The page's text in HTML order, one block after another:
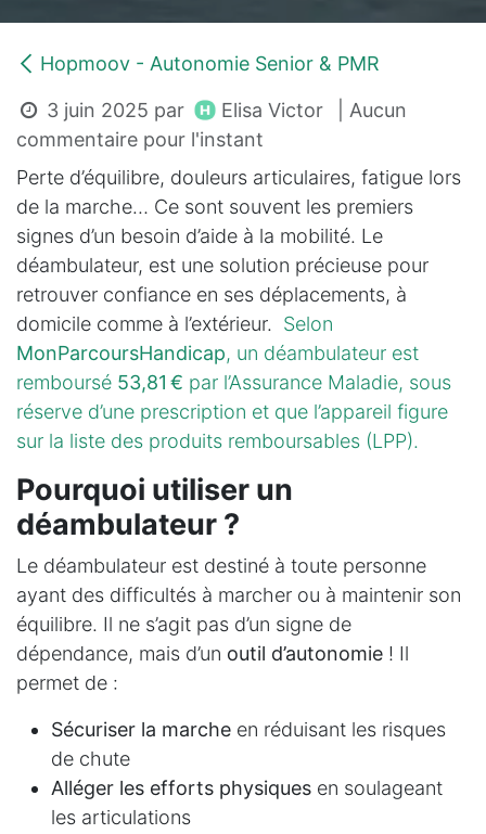
Hopmoov - Autonomie Senior & PMR
3 juin 2025 par Elisa Victor
| Aucun
commentaire pour l'instant
Perte d’équilibre, douleurs articulaires, fatigue lors
de la marche… Ce sont souvent les premiers
signes d’un besoin d’aide à la mobilité. Le
déambulateur, est une solution précieuse pour
retrouver confiance en ses déplacements, à
domicile comme à l’extérieur. Selon
MonParcoursHandicap, un déambulateur est
remboursé 53,81 € par l’Assurance Maladie, sous
réserve d’une prescription et que l’appareil figure
sur la liste des produits remboursables (LPP).
Pourquoi utiliser un
déambulateur ?
Le déambulateur est destiné à toute personne
ayant des difficultés à marcher ou à maintenir son
équilibre. Il ne s’agit pas d’un signe de
dépendance, mais d’un outil d’autonomie ! Il
permet de :
Sécuriser la marche en réduisant les risques
de chute
Alléger les efforts physiques en soulageant
les articulations